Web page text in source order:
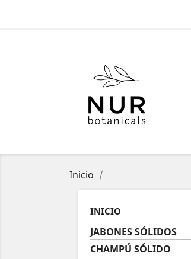
Inicio
INICIO
JABONES SÓLIDOS
CHAMPÚ SÓLIDO